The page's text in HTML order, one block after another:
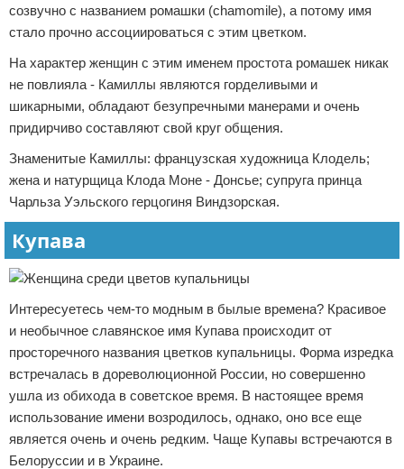
созвучно с названием ромашки (chamomile), а потому имя
стало прочно ассоциироваться с этим цветком.
На характер женщин с этим именем простота ромашек никак
не повлияла - Камиллы являются горделивыми и
шикарными, обладают безупречными манерами и очень
придирчиво составляют свой круг общения.
Знаменитые Камиллы: французская художница Клодель;
жена и натурщица Клода Моне - Донсье; супруга принца
Чарльза Уэльского герцогиня Виндзорская.
Купава
Интересуетесь чем-то модным в былые времена? Красивое
и необычное славянское имя Купава происходит от
просторечного названия цветков купальницы. Форма изредка
встречалась в дореволюционной России, но совершенно
ушла из обихода в советское время. В настоящее время
использование имени возродилось, однако, оно все еще
является очень и очень редким. Чаще Купавы встречаются в
Белоруссии и в Украине.